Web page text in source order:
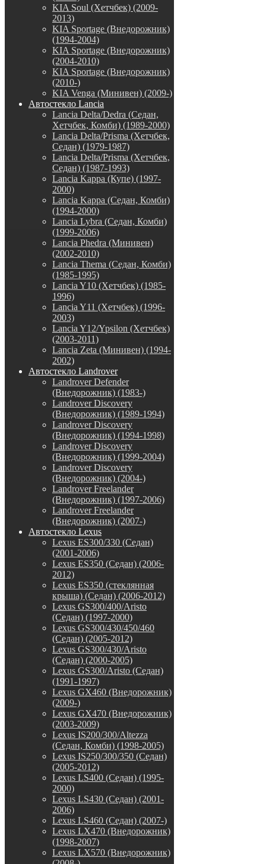
KIA Soul (Хетчбек) (2009-
2013)
KIA Sportage (Внедорожник)
(1994-2004)
KIA Sportage (Внедорожник)
(2004-2010)
KIA Sportage (Внедорожник)
(2010-)
KIA Venga (Минивен) (2009-)
Автостекло Lancia
Lancia Delta/Dedra (Седан,
Хетчбек, Комби) (1989-2000)
Lancia Delta/Prisma (Хетчбек,
Седан) (1979-1987)
Lancia Delta/Prisma (Хетчбек,
Седан) (1987-1993)
Lancia Kappa (Купе) (1997-
2000)
Lancia Kappa (Седан, Комби)
(1994-2000)
Lancia Lybra (Седан, Комби)
(1999-2006)
Lancia Phedra (Минивен)
(2002-2010)
Lancia Thema (Седан, Комби)
(1985-1995)
Lancia Y10 (Хетчбек) (1985-
1996)
Lancia Y11 (Хетчбек) (1996-
2003)
Lancia Y12/Ypsilon (Хетчбек)
(2003-2011)
Lancia Zeta (Минивен) (1994-
2002)
Автостекло Landrover
Landrover Defender
(Внедорожник) (1983-)
Landrover Discovery
(Внедорожник) (1989-1994)
Landrover Discovery
(Внедорожник) (1994-1998)
Landrover Discovery
(Внедорожник) (1999-2004)
Landrover Discovery
(Внедорожник) (2004-)
Landrover Freelander
(Внедорожник) (1997-2006)
Landrover Freelander
(Внедорожник) (2007-)
Автостекло Lexus
Lexus ES300/330 (Седан)
(2001-2006)
Lexus ES350 (Седан) (2006-
2012)
Lexus ES350 (стеклянная
крыша) (Седан) (2006-2012)
Lexus GS300/400/Aristo
(Седан) (1997-2000)
Lexus GS300/430/450/460
(Седан) (2005-2012)
Lexus GS300/430/Aristo
(Седан) (2000-2005)
Lexus GS300/Aristo (Седан)
(1991-1997)
Lexus GX460 (Внедорожник)
(2009-)
Lexus GX470 (Внедорожник)
(2003-2009)
Lexus IS200/300/Altezza
(Седан, Комби) (1998-2005)
Lexus IS250/300/350 (Седан)
(2005-2012)
Lexus LS400 (Седан) (1995-
2000)
Lexus LS430 (Седан) (2001-
2006)
Lexus LS460 (Седан) (2007-)
Lexus LX470 (Внедорожник)
(1998-2007)
Lexus LX570 (Внедорожник)